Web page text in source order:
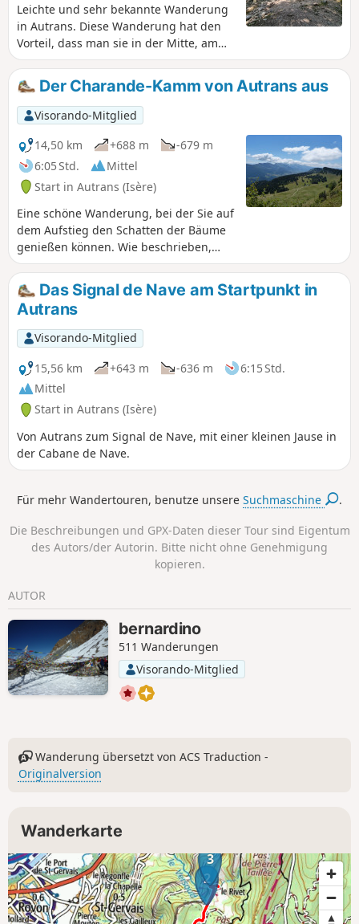
Leichte und sehr bekannte Wanderung
in Autrans. Diese Wanderung hat den
Vorteil, dass man sie in der Mitte, am
Punkt (5), beginnen und am Punkt (9)
um etwa 1 km verkürzen kann. Für kurze
Beine ist sie perfekt! Sie werden Autrans
aus einer anderen Perspektive als von
den Bergkämmen aus sehen. Beachten
Sie, dass der Wasserfall bei trockenem
Wetter nur sehr wenig oder gar kein
Wasser führt. Aber der Charme dieses
Ortes in Kombination mit dem Waldweg
wird Sie begeistern. Die Wanderung
wird vom Fremdenverkehrsamt der
Gemeinde vorgeschlagen.
Der Charande-Kamm von Autrans aus
Visorando-Mitglied
14,50 km
+688 m
-679 m
6:05 Std.
Mittel
Start in Autrans (Isère)
Eine schöne Wanderung, bei der Sie auf
dem Aufstieg den Schatten der Bäume
genießen können. Wie beschrieben,
wird der Charande-Kamm von Norden
nach Süden begangen, da dies eine
bessere Aussicht bietet. Die Refuge des
Feneys ist ein schöner Ort für eine
Pause. Diese Wanderung führt vom Pas
de Bellecombe hinunter, aber Sie
können auch früher absteigen, wenn
Sie möchten; siehe Hinweise.
Das Signal de Nave am Startpunkt in
Autrans
Visorando-Mitglied
15,56 km
+643 m -636 m
6:15 Std.
Mittel
Start in Autrans (Isère)
Von Autrans zum Signal de Nave, mit einer kleinen Jause in
der Cabane de Nave.
Für mehr Wandertouren, benutze unsereSuchmaschine .
Die Beschreibungen und GPX-Daten dieser Tour sind Eigentum
des Autors/der Autorin. Bitte nicht ohne Genehmigung
kopieren.
AUTOR
bernardino
511 Wanderungen
Visorando-Mitglied
Wanderung übersetzt von ACS Traduction -
Originalversion
Wanderkarte
2
3